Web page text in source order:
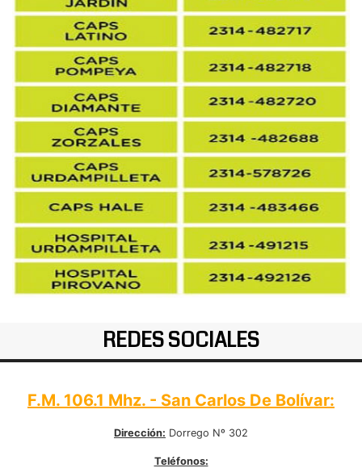
REDES SOCIALES
F.M. 106.1 Mhz. - San Carlos De Bolívar:
Dirección: Dorrego Nº 302
Teléfonos: